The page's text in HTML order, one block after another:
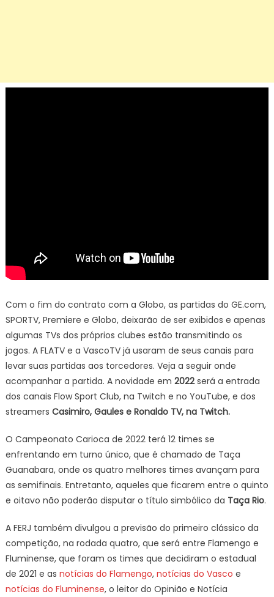
Com o fim do contrato com a Globo, as partidas do GE.com,
SPORTV, Premiere e Globo, deixarão de ser exibidos e apenas
algumas TVs dos próprios clubes estão transmitindo os
jogos. A FLATV e a VascoTV já usaram de seus canais para
levar suas partidas aos torcedores. Veja a seguir onde
acompanhar a partida. A novidade em 2022será a entrada
dos canais Flow Sport Club, na Twitch e no YouTube, e dos
streamers Casimiro, Gaules e Ronaldo TV, na Twitch.
O Campeonato Carioca de 2022 terá 12 times se
enfrentando em turno único, que é chamado de Taça
Guanabara, onde os quatro melhores times avançam para
as semifinais. Entretanto, aqueles que ficarem entre o quinto
e oitavo não poderão disputar o título simbólico da Taça Rio.
A FERJ também divulgou a previsão do primeiro clássico da
competição, na rodada quatro, que será entre Flamengo e
Fluminense, que foram os times que decidiram o estadual
de 2021 e as notícias do Flamengo, notícias do Vasco e
notícias do Fluminense, o leitor do Opinião e Notícia